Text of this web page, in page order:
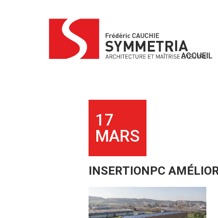
ACCUEIL
17
MARS
INSERTIONPC